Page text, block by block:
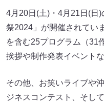
4月20日(土)・4月21日(日
祭2024」が開催されてい
を含む25プログラム（31
挨拶や制作発表イベント
その他、お笑いライブや
ジネスコンテスト、そし